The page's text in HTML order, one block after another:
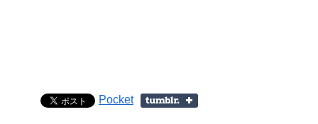
Pocket